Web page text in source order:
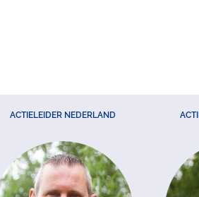
ACTIELEIDER NEDERLAND